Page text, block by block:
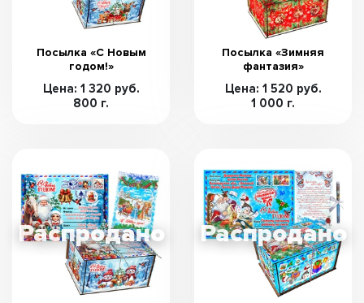
Посылка «С Новым
годом!»
Цена: 1 320 руб.
800 г.
Посылка «Зимняя
фантазия»
Цена: 1 520 руб.
1 000 г.